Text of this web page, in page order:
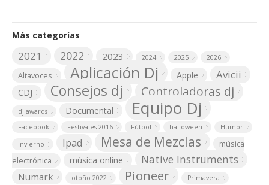
Más categorías
2021 2022 2023 2024 2025 2026
Altavoces Aplicación Dj Apple Avicii
CDJ Consejos dj Controladoras dj
dj awards Documental Equipo Dj
Facebook Festivales 2016 Fútbol halloween Humor
invierno Ipad Mesa de Mezclas
música
electrónica
música online Native Instruments
Numark otoño 2022 Pioneer Primavera